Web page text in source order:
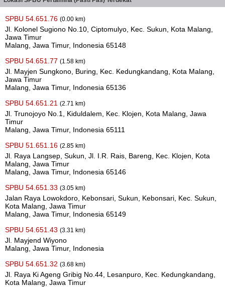
SPBU 54.651.76 (0.00 km)
Jl. Kolonel Sugiono No.10, Ciptomulyo, Kec. Sukun, Kota Malang,
Jawa Timur
Malang, Jawa Timur, Indonesia 65148
SPBU 54.651.77 (1.58 km)
Jl. Mayjen Sungkono, Buring, Kec. Kedungkandang, Kota Malang,
Jawa Timur
Malang, Jawa Timur, Indonesia 65136
SPBU 54.651.21 (2.71 km)
Jl. Trunojoyo No.1, Kiduldalem, Kec. Klojen, Kota Malang, Jawa
Timur
Malang, Jawa Timur, Indonesia 65111
SPBU 51.651.16 (2.85 km)
Jl. Raya Langsep, Sukun, Jl. I.R. Rais, Bareng, Kec. Klojen, Kota
Malang, Jawa Timur
Malang, Jawa Timur, Indonesia 65146
SPBU 54.651.33 (3.05 km)
Jalan Raya Lowokdoro, Kebonsari, Sukun, Kebonsari, Kec. Sukun,
Kota Malang, Jawa Timur
Malang, Jawa Timur, Indonesia 65149
SPBU 54.651.43 (3.31 km)
Jl. Mayjend Wiyono
Malang, Jawa Timur, Indonesia
SPBU 54.651.32 (3.68 km)
Jl. Raya Ki Ageng Gribig No.44, Lesanpuro, Kec. Kedungkandang,
Kota Malang, Jawa Timur